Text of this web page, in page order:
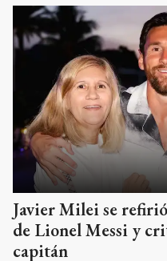
Javier Milei se
de Lionel Messi y
capitán